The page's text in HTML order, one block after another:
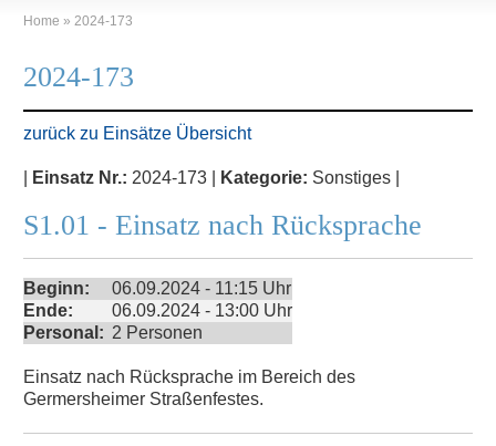
Home » 2024-173
2024-173
zurück zu Einsätze Übersicht
Einsatz Nr.: 2024-173 | Kategorie: Sonstiges |
S1.01 - Einsatz nach Rücksprache
Beginn:
06.09.2024 - 11:15 Uhr
Ende:
06.09.2024 - 13:00 Uhr
Personal: 2 Personen
Einsatz nach Rücksprache im Bereich des
Germersheimer Straßenfestes.